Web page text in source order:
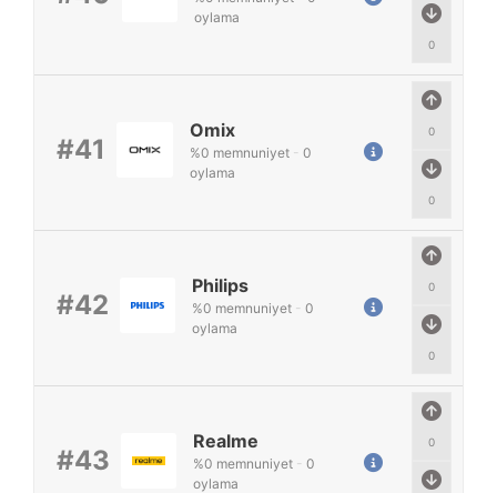
0
oylama
#41
0
0
Omix
%0 memnuniyet - 0
oylama
#42
0
0
Philips
%0 memnuniyet - 0
oylama
#43
0
Realme
%0 memnuniyet - 0
oylama